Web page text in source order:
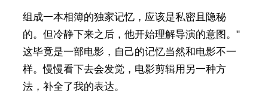
组成一本相簿的独家记忆，应该是私密且隐秘
的。但冷静下来之后，他开始理解导演的意图。"
这毕竟是一部电影，自己的记忆当然和电影不一
样。慢慢看下去会发觉，电影剪辑用另一种方
法，补全了我的表达。